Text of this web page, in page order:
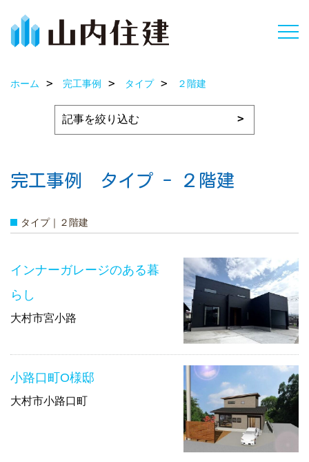
ホーム 完工事例 タイプ ２階建
完工事例 タイプ - ２階建
タイプ｜２階建
インナーガレージのある暮
らし
大村市宮小路
小路口町O様邸
大村市小路口町